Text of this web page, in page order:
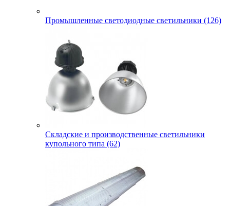
Промышленные светодиодные светильники (126)
Складские и производственные светильники
купольного типа (62)